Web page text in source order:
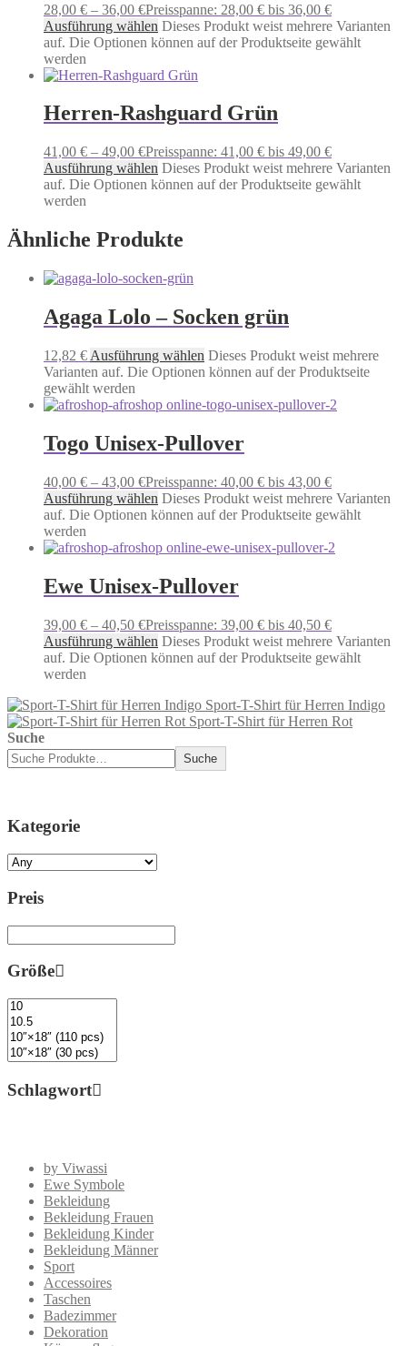
28,00 € – 36,00 €Preisspanne: 28,00 € bis 36,00 €
Ausführung wählen Dieses Produkt weist mehrere Varianten
auf. Die Optionen können auf der Produktseite gewählt
werden
Herren-Rashguard Grün
41,00 € – 49,00 €Preisspanne: 41,00 € bis 49,00 €
Ausführung wählen Dieses Produkt weist mehrere Varianten
auf. Die Optionen können auf der Produktseite gewählt
werden
Ähnliche Produkte
Agaga Lolo – Socken grün
12,82 € Ausführung wählen Dieses Produkt weist mehrere
Varianten auf. Die Optionen können auf der Produktseite
gewählt werden
Togo Unisex-Pullover
40,00 € – 43,00 €Preisspanne: 40,00 € bis 43,00 €
Ausführung wählen Dieses Produkt weist mehrere Varianten
auf. Die Optionen können auf der Produktseite gewählt
werden
Ewe Unisex-Pullover
39,00 € – 40,50 €Preisspanne: 39,00 € bis 40,50 €
Ausführung wählen Dieses Produkt weist mehrere Varianten
auf. Die Optionen können auf der Produktseite gewählt
werden
Sport-T-Shirt für Herren Indigo
Sport-T-Shirt für Herren Rot
Suche
Suche
Kategorie
Preis
Größe
Schlagwort
by Viwassi
Ewe Symbole
Bekleidung
Bekleidung Frauen
Bekleidung Kinder
Bekleidung Männer
Sport
Accessoires
Taschen
Badezimmer
Dekoration